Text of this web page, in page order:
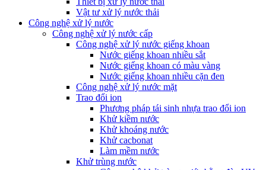
Vật tư xử lý nước thải
Công nghệ xử lý nước
Công nghệ xử lý nước cấp
Công nghệ xử lý nước giếng khoan
Nước giếng khoan nhiều sắt
Nước giếng khoan có màu vàng
Nước giếng khoan nhiều cặn đen
Công nghệ xử lý nước mặt
Trao đổi ion
Phương pháp tái sinh nhựa trao đổi ion
Khử kiềm nước
Khử khoáng nước
Khử cacbonat
Làm mềm nước
Khử trùng nước